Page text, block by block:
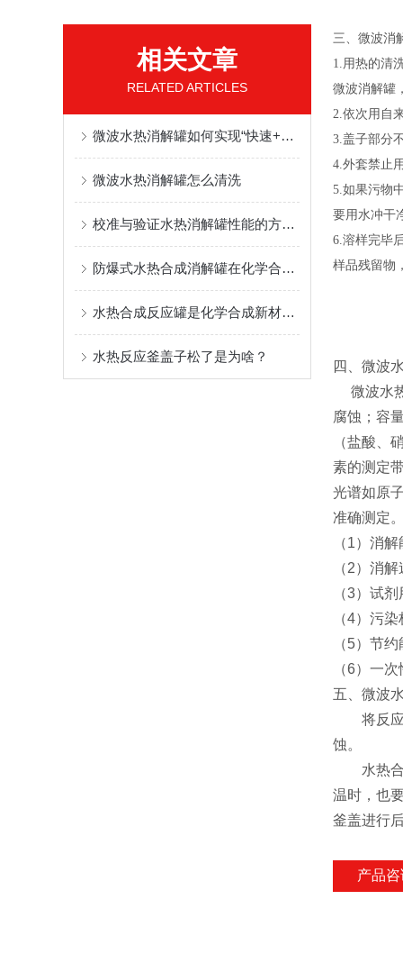
相关文章
RELATED ARTICLES
微波水热消解罐如何实现“快速+高效”样品前处理？
微波水热消解罐怎么清洗
校准与验证水热消解罐性能的方法与步骤
防爆式水热合成消解罐在化学合成安全中的应用
水热合成反应罐是化学合成新材料的“魔法锅”
水热反应釜盖子松了是为啥？
三、微波消
1.用热的清
微波消解罐
2.依次用自
3.盖子部分
4.外套禁止
5.如果污物
要用水冲干
6.溶样完毕
样品残留物
四、微波
微波水热
腐蚀；容
（盐酸、
素的测定
光谱如原
准确测定
（1）消
（2）消
（3）试
（4）污
（5）节
（6）一
五、微波
将反应
蚀。
水热合
温时，也
釜盖进行
产品